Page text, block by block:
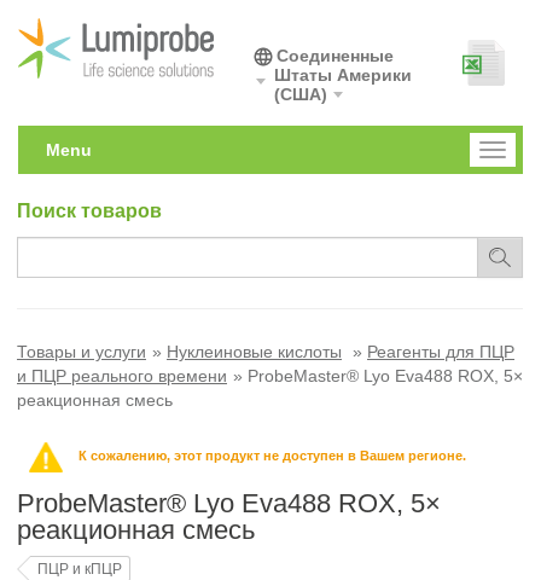
Соединенные
Штаты Америки
(США)
Toggle
Menu
Поиск товаров
Товары и услуги Нуклеиновые кислоты
Реагенты для ПЦР
и ПЦР реального времени
ProbeMaster® Lyo Eva488 ROX, 5×
реакционная смесь
К сожалению, этот продукт не доступен в Вашем регионе.
ProbeMaster® Lyo Eva488 ROX, 5×
реакционная смесь
ПЦР и кПЦР